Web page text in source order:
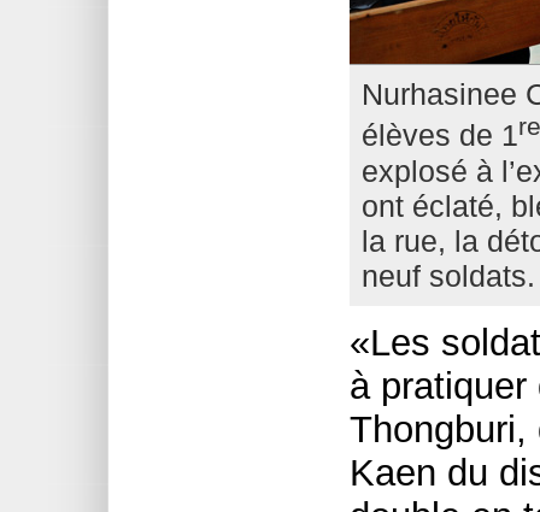
Nurhasinee
élèves de 1
explosé à
ont éclaté,
la rue, la
neuf soldats.
«Les
à
Thongburi,
Kaen du